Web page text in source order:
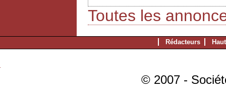
Toutes les
Rédacteurs
© 2007 -